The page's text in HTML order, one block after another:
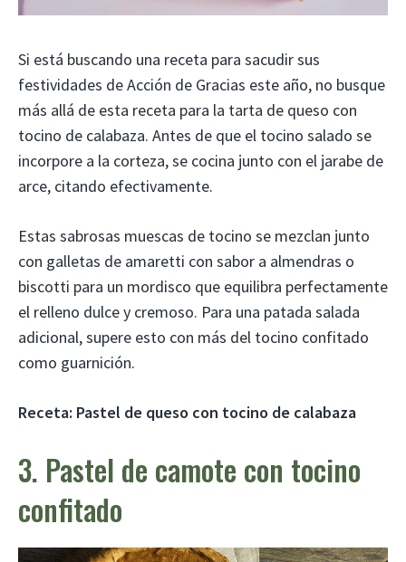
Si está buscando una receta para sacudir sus
festividades de Acción de Gracias este año, no busque
más allá de esta receta para la tarta de queso con
tocino de calabaza. Antes de que el tocino salado se
incorpore a la corteza, se cocina junto con el jarabe de
arce, citando efectivamente.
Estas sabrosas muescas de tocino se mezclan junto
con galletas de amaretti con sabor a almendras o
biscotti para un mordisco que equilibra perfectamente
el relleno dulce y cremoso. Para una patada salada
adicional, supere esto con más del tocino confitado
como guarnición.
Receta: Pastel de queso con tocino de calabaza
3. Pastel de camote con tocino
confitado